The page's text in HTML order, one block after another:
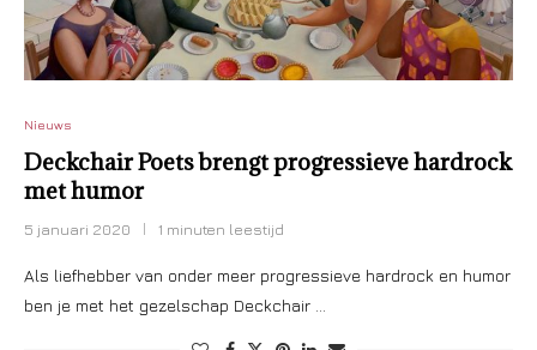
Nieuws
Deckchair Poets brengt progressieve hardrock
met humor
5 januari 2020 1 minuten leestijd
Als liefhebber van onder meer progressieve hardrock en humor
ben je met het gezelschap Deckchair …